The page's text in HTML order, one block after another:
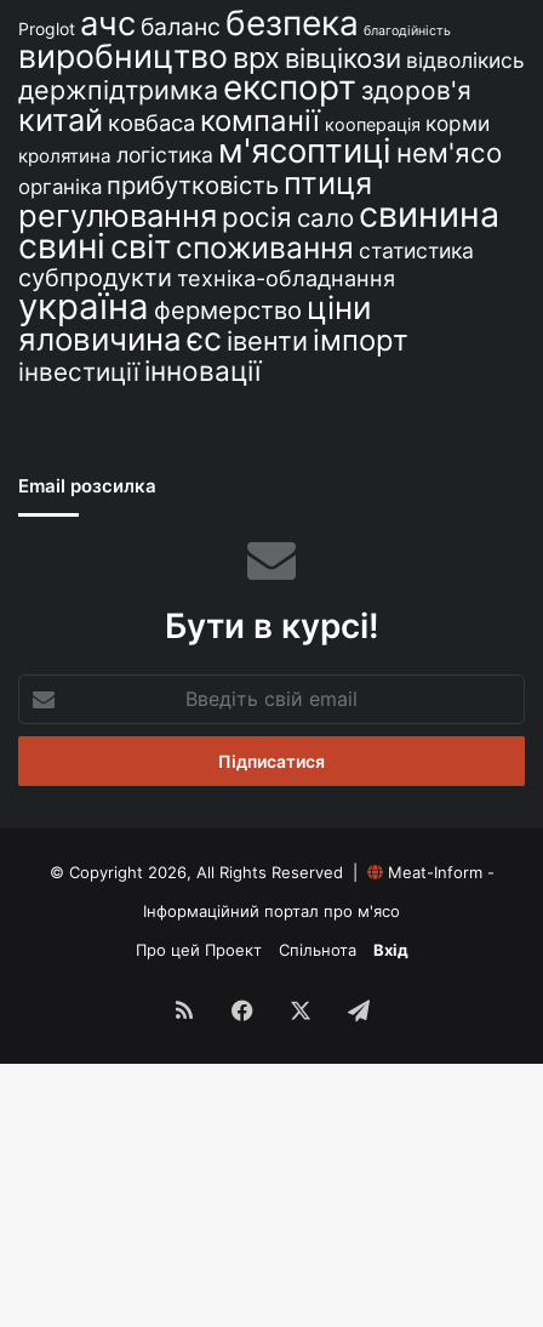
Proglot ачс баланс безпека благодійність
виробництво врх вівцікози відволікись
держпідтримка експорт здоров'я
китай ковбаса компанії кооперація корми
кролятина логістика м'ясоптиці нем'ясо
органіка прибутковість птиця
регулювання росія сало свинина
свині світспоживання статистика
субпродукти техніка-обладнання
україна фермерство ціни
яловичинаєс івенти імпорт
інвестиції інновації
Email розсилка
Бути в курсі!
свій
email
© Copyright 2026, All Rights Reserved |
Meat-Inform -
Інформаційний портал про м'ясо
Про цей Проект
Спільнота Вхід
RSS Facebook